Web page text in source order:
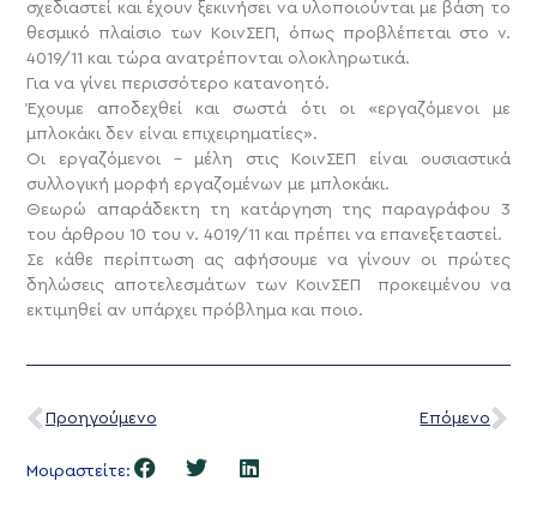
σχεδιαστεί και έχουν ξεκινήσει να υλοποιούνται με βάση το
θεσμικό πλαίσιο των ΚοινΣΕΠ, όπως προβλέπεται στο ν.
4019/11 και τώρα ανατρέπονται ολοκληρωτικά.
Για να γίνει περισσότερο κατανοητό.
Έχουμε αποδεχθεί και σωστά ότι οι «εργαζόμενοι με
μπλοκάκι δεν είναι επιχειρηματίες».
Οι εργαζόμενοι – μέλη στις ΚοινΣΕΠ είναι ουσιαστικά
συλλογική μορφή εργαζομένων με μπλοκάκι.
Θεωρώ απαράδεκτη τη κατάργηση της παραγράφου 3
του άρθρου 10 του ν. 4019/11 και πρέπει να επανεξεταστεί.
Σε κάθε περίπτωση ας αφήσουμε να γίνουν οι πρώτες
δηλώσεις αποτελεσμάτων των ΚοινΣΕΠ προκειμένου να
εκτιμηθεί αν υπάρχει πρόβλημα και ποιο.
Προηγούμενο Επόμενο
Μοιραστείτε: